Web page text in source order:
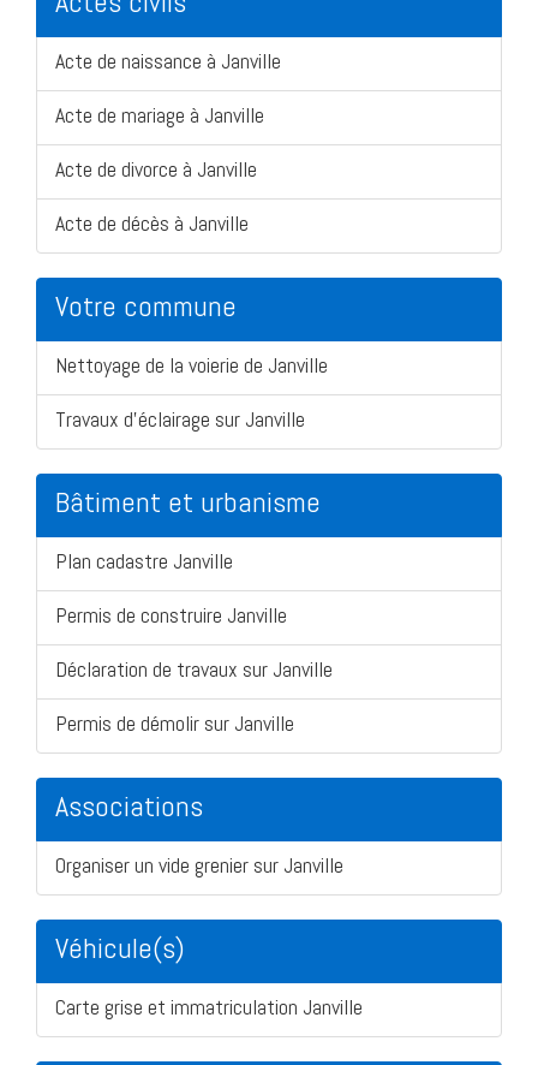
Acte de naissance à Janville
Acte de mariage à Janville
Acte de divorce à Janville
Acte de décès à Janville
Votre commune
Nettoyage de la voierie de Janville
Travaux d'éclairage sur Janville
Bâtiment et urbanisme
Plan cadastre Janville
Permis de construire Janville
Déclaration de travaux sur Janville
Permis de démolir sur Janville
Associations
Organiser un vide grenier sur Janville
Véhicule(s)
Carte grise et immatriculation Janville